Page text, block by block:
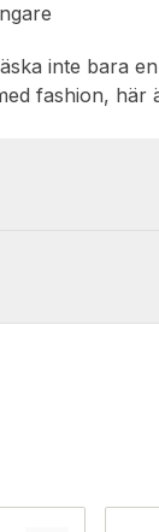
inte bara
fashion, här